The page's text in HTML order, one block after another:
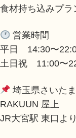
食材持ち込みプラ
営業時間
平日 14:30〜
土日祝 11:00〜
埼玉県さいた
RAKUUN 屋上
JR大宮駅 東口よ